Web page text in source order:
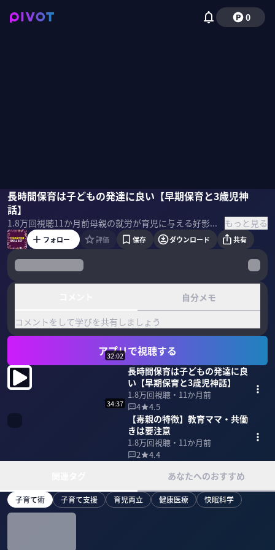
0
長時間保育は子どもの発達に良い【早期保育と3歳児神
話】
1.8万回視聴11か月前 母親の就労が育児に与える好影響。母親たちに出回るあの噂は本当？医師が伝えたい、12歳までの育児の真実とは。漫画『コウノドリ』取材協力医師でもある小児科医・今西洋介氏に聞いた。 ▼講師▼ 今西洋介｜小児科医・新生児科医/日本小児科学会専門医/日本周産期・新生児医学会新生児専門医/医学博士（公衆衛生学） 富山大学医学部卒業後、都市部や地方のNICU（新生児集中治療室）で新生児医療に従事。医療漫画『コウノドリ』取材協力医師。米国ロサンゼルスで三姉妹を育てる父。 ＜目次＞ もっと見る
今西洋介竹内由恵
フォロー 評価 保存 ダウンロード 共有
自分メモ
コメントをして学びを共有しましょう
アプリで視聴する
32:02
長時間保育は子どもの発達に良
い【早期保育と3歳児神話】
1.8万回視聴・ 11か月前
4
4.5
34:37
【毒親の特徴】教育ママ・共働
きは要注意
1.8万回視聴・ 11か月前
2
4.4
あなたへのおすすめ
子育て術 子育て支援 育児両立 健康医療 快眠科学